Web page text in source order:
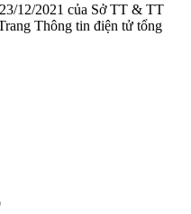
12/2021 của Sở TT & TT
Thông tin điện tử tổng